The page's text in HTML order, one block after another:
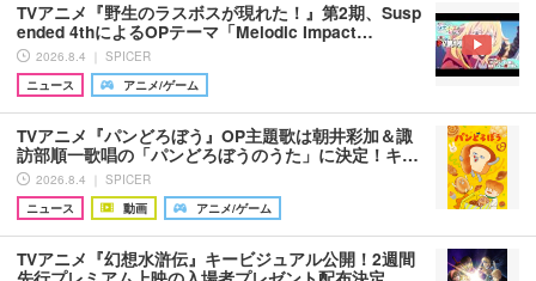
TVアニメ『野生のラスボスが現れた！』第2期、Susp
ended 4thによるOPテーマ「Melodic Impact…
2026.8.4 ｜ SPICER
ニュース
アニメ/ゲーム
TVアニメ『パンどろぼう』OP主題歌は朝井彩加＆諏
訪部順一歌唱の「パンどろぼうのうた」に決定！キ…
2026.8.4 ｜ SPICER
ニュース
動画 アニメ/ゲーム
TVアニメ『幻想水滸伝』キービジュアル公開！2週間